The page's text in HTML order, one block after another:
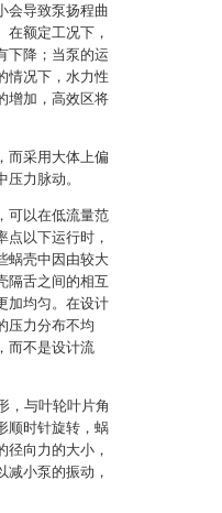
会导致泵扬程曲
在额定工况下，
下降；当泵的运
情况下，水力性
增加，高效区将
而采用大体上偏
力脉动。
可以在低流量范
点以下运行时，
蜗壳中因由较大
隔舌之间的相互
加均匀。在设计
压力分布不均
而不是设计流
，与叶轮叶片角
顺时针旋转，蜗
径向力的大小，
减小泵的振动，